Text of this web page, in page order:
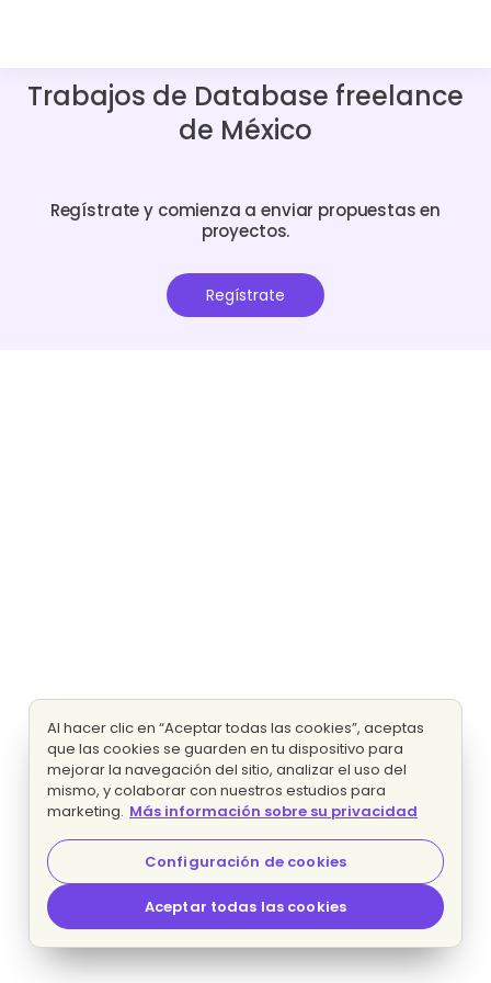
Trabajos de Database freelance
de México
Regístrate y comienza a enviar propuestas en
proyectos.
Regístrate
Al hacer clic en “Aceptar todas las cookies”, aceptas
que las cookies se guarden en tu dispositivo para
mejorar la navegación del sitio, analizar el uso del
mismo, y colaborar con nuestros estudios para
marketing. Más información sobre su privacidad
Configuración de cookies
Aceptar todas las cookies